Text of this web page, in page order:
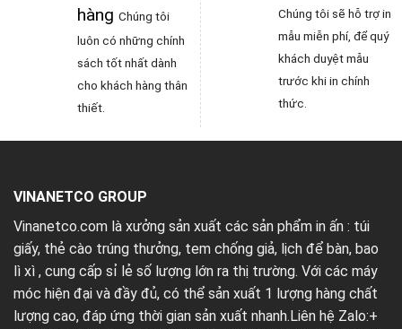
hàng Chúng tôi
luôn có những chính
sách tốt nhất dành
cho khách hàng thân
thiết.
Chúng tôi sẽ hỗ trợ in
mẫu miễn phí, để quý
khách duyệt mẫu
trước khi in chính
thức.
VINANETCO GROUP
Vinanetco.com là xưởng sản xuất các sản phẩm in ấn : túi
giấy, thẻ cào trúng thưởng, tem chống giả, lịch để bàn, bao
lì xì , cung cấp sỉ lẻ số lượng lớn ra thị trường. Với các máy
móc hiện đại và đầy đủ, có thể sản xuất 1 lượng hàng chất
lượng cao, đáp ứng thời gian sản xuất nhanh.Liên hệ Zalo:+